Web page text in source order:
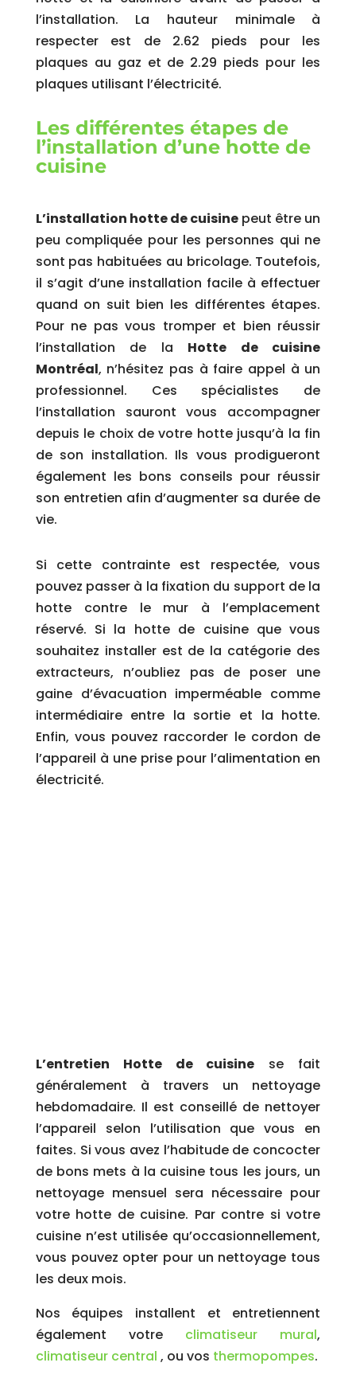
l’installation. La hauteur minimale à
respecter est de 2.62 pieds pour les
plaques au gaz et de 2.29 pieds pour les
plaques utilisant l’électricité.
Les différentes étapes de
l’installation d’une hotte de
cuisine
L’installation hotte de cuisine peut être un
peu compliquée pour les personnes qui ne
sont pas habituées au bricolage. Toutefois,
il s’agit d’une installation facile à effectuer
quand on suit bien les différentes étapes.
Pour ne pas vous tromper et bien réussir
l’installation de la
Hotte de cuisine
Montréal, n’hésitez pas à faire appel à un
professionnel. Ces spécialistes de
l’installation sauront vous accompagner
depuis le choix de votre hotte jusqu’à la fin
de son installation. Ils vous prodigueront
également les bons conseils pour réussir
son entretien afin d’augmenter sa durée de
vie.
Si cette contrainte est respectée, vous
pouvez passer à la fixation du support de la
hotte contre le mur à l’emplacement
réservé. Si la hotte de cuisine que vous
souhaitez installer est de la catégorie des
extracteurs, n’oubliez pas de poser une
gaine d’évacuation imperméable comme
intermédiaire entre la sortie et la hotte.
Enfin, vous pouvez raccorder le cordon de
l’appareil à une prise pour l’alimentation en
électricité.
L’entretien Hotte de cuisine se fait
généralement à travers un nettoyage
hebdomadaire. Il est conseillé de nettoyer
l’appareil selon l’utilisation que vous en
faites. Si vous avez l’habitude de concocter
de bons mets à la cuisine tous les jours, un
nettoyage mensuel sera nécessaire pour
votre hotte de cuisine. Par contre si votre
cuisine n’est utilisée qu’occasionnellement,
vous pouvez opter pour un nettoyage tous
les deux mois.
Nos équipes installent et entretiennent
également votre climatiseur mural,
climatiseur central , ou vos thermopompes.